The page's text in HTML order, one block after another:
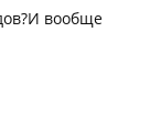
вообще